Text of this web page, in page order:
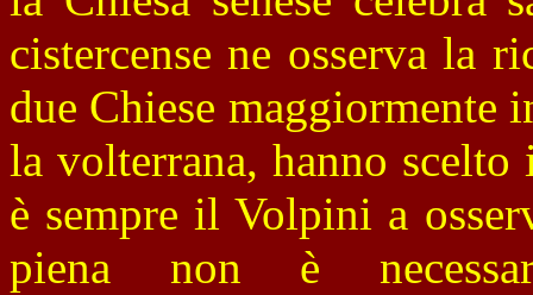
cistercense ne osserva la
due Chiese maggiormente
la volterrana, hanno
è sempre il Volpini a
piena non è